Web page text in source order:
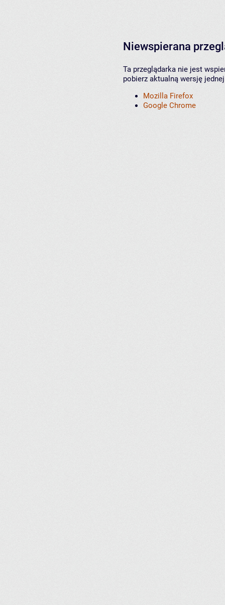
Niewspierana
Ta przeglądarka nie jest
pobierz aktualną wersję
Mozilla Firefox
Google Chrome